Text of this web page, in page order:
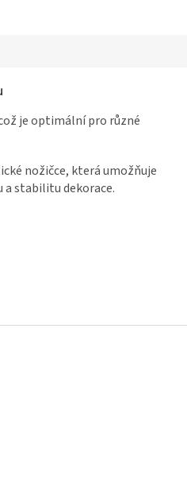
je optimální pro různé
nožičce, která umožňuje
a stabilitu dekorace.